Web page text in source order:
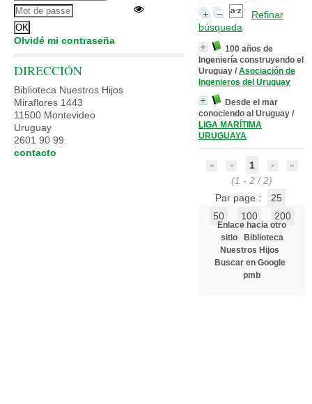
Refinar
búsqueda
100 años de
Ingeniería construyendo el
Uruguay / Asociación de
Ingenieros del Uruguay
Desde el mar
conociendo al Uruguay /
LIGA MARÍTIMA
URUGUAYA
1
(1 - 2 / 2)
Par page :
25
50
100 200
Enlace hacia otro
sitio
Biblioteca
Nuestros Hijos
Buscar en Google
pmb
Olvidé mi contraseña
DIRECCIÓN
Biblioteca Nuestros Hijos
Miraflores 1443
11500 Montevideo
Uruguay
2601 90 99
contacto